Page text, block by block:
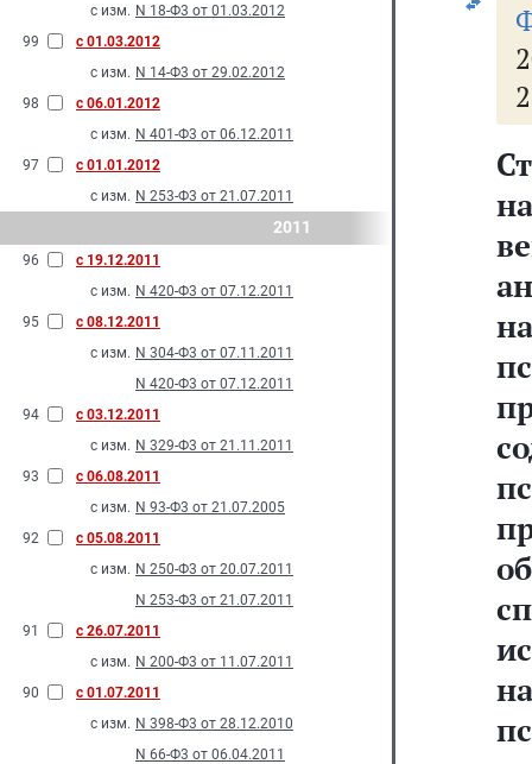
с изм. N 18-Ф3 от 01.03.2012
99
с 01.03.2012
с изм. N 14-Ф3 от 29.02.2012
98
с 06.01.2012
с изм. N 401-Ф3 от 06.12.2011
97
с 01.01.2012
с изм. N 253-Ф3 от 21.07.2011
2011
96
с 19.12.2011
с изм. N 420-Ф3 от 07.12.2011
95
с 08.12.2011
с изм. N 304-Ф3 от 07.11.2011
N 420-Ф3 от 07.12.2011
94
с 03.12.2011
с изм. N 329-Ф3 от 21.11.2011
93
с 06.08.2011
с изм. N 93-Ф3 от 21.07.2005
92
с 05.08.2011
с изм. N 250-Ф3 от 20.07.2011
N 253-Ф3 от 21.07.2011
91
с 26.07.2011
с изм. N 200-Ф3 от 11.07.2011
90
с 01.07.2011
с изм. N 398-Ф3 от 28.12.2010
N 66-Ф3 от 06.04.2011